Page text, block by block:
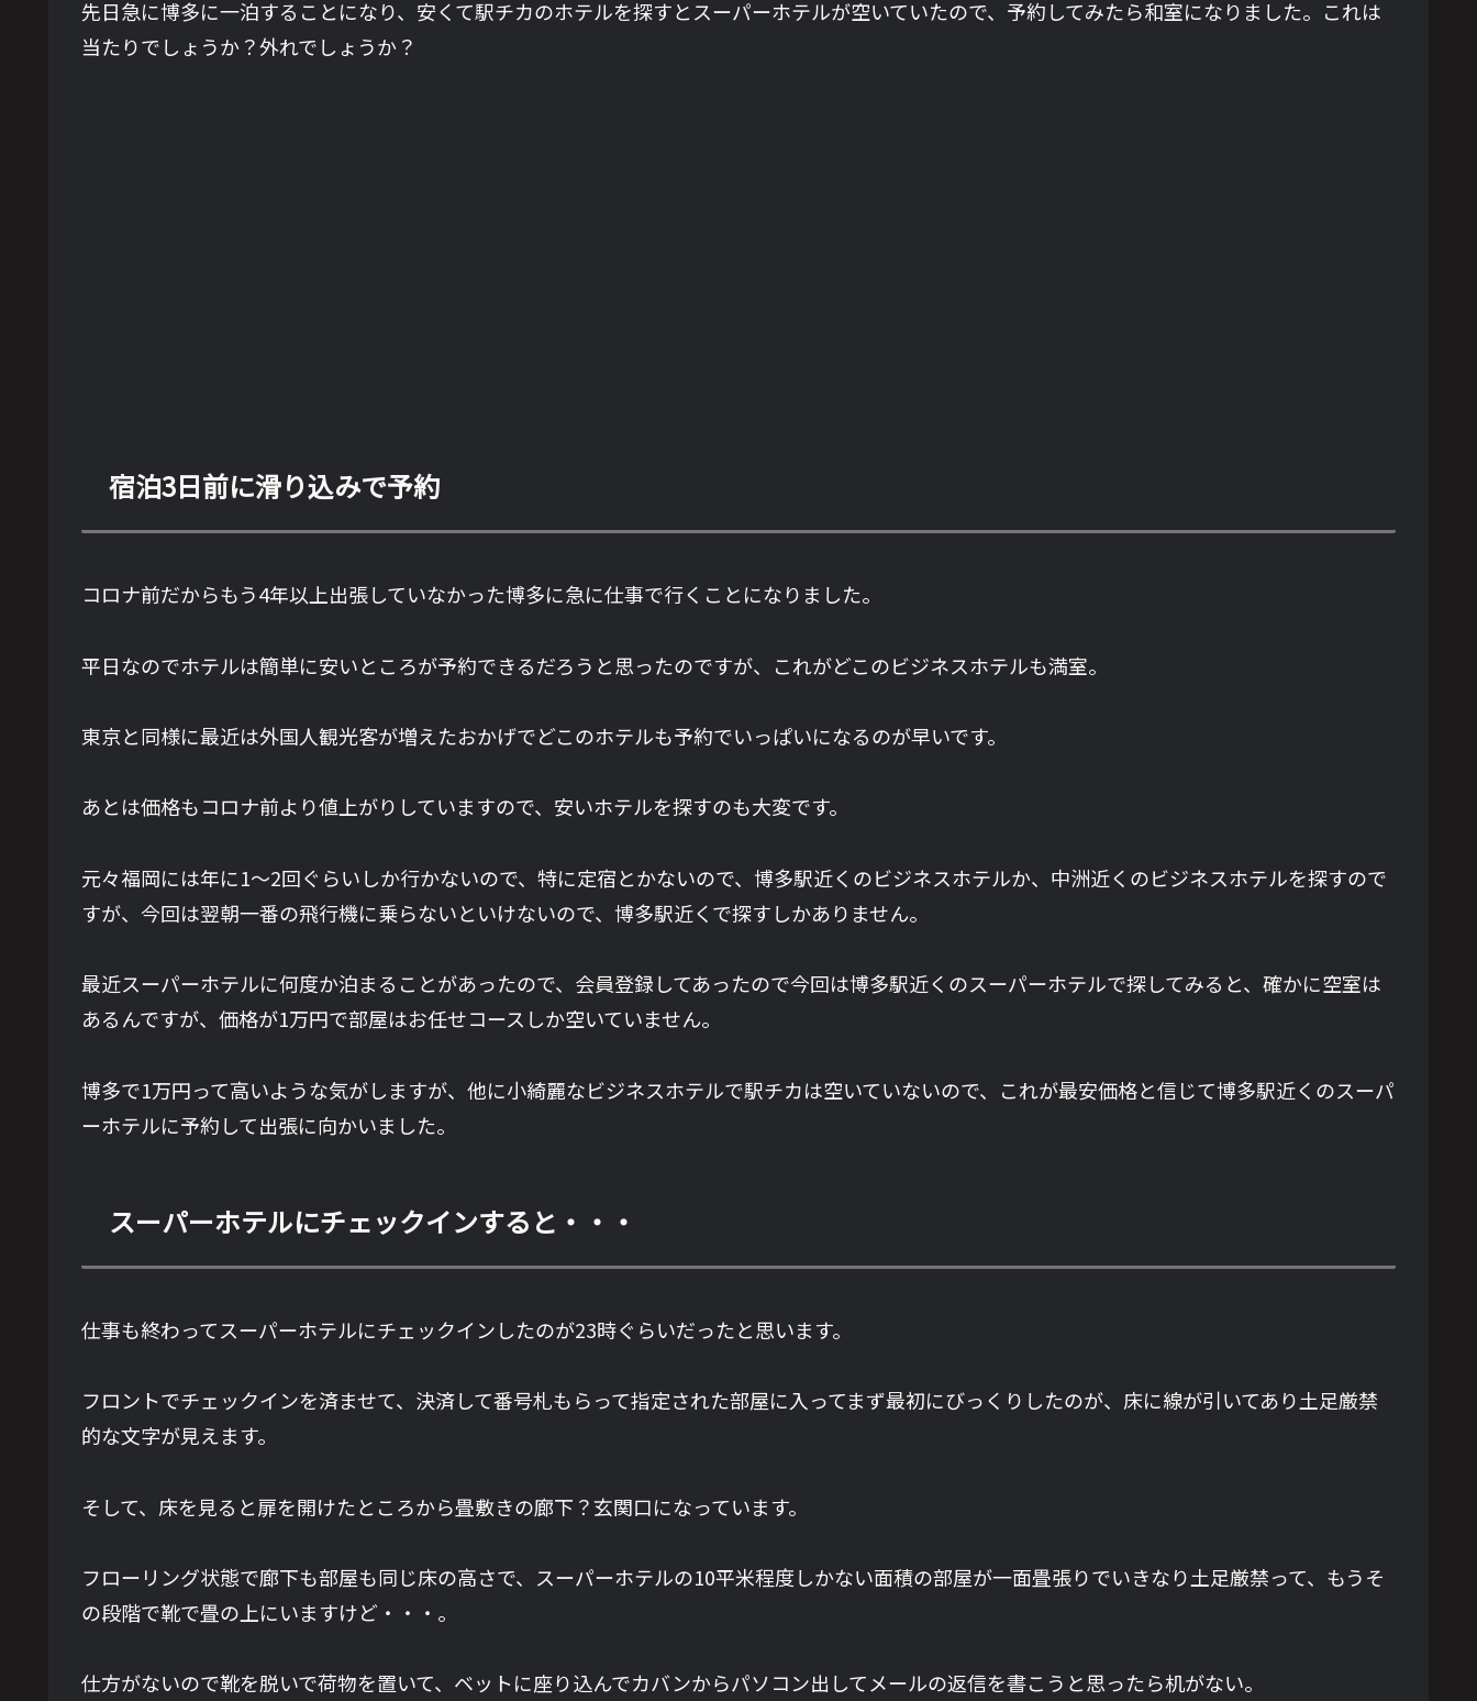
先日急に博多に一泊することになり、安くて駅チカのホテルを探すとスーパーホテルが空いていたので、予約してみたら和室になりました。これは
当たりでしょうか？外れでしょうか？
宿泊3日前に滑り込みで予約
コロナ前だからもう4年以上出張していなかった博多に急に仕事で行くことになりました。
平日なのでホテルは簡単に安いところが予約できるだろうと思ったのですが、これがどこのビジネスホテルも満室。
東京と同様に最近は外国人観光客が増えたおかげでどこのホテルも予約でいっぱいになるのが早いです。
あとは価格もコロナ前より値上がりしていますので、安いホテルを探すのも大変です。
元々福岡には年に1～2回ぐらいしか行かないので、特に定宿とかないので、博多駅近くのビジネスホテルか、中洲近くのビジネスホテルを探すので
すが、今回は翌朝一番の飛行機に乗らないといけないので、博多駅近くで探すしかありません。
最近スーパーホテルに何度か泊まることがあったので、会員登録してあったので今回は博多駅近くのスーパーホテルで探してみると、確かに空室は
あるんですが、価格が1万円で部屋はお任せコースしか空いていません。
博多で1万円って高いような気がしますが、他に小綺麗なビジネスホテルで駅チカは空いていないので、これが最安価格と信じて博多駅近くのスーパ
ーホテルに予約して出張に向かいました。
スーパーホテルにチェックインすると・・・
仕事も終わってスーパーホテルにチェックインしたのが23時ぐらいだったと思います。
フロントでチェックインを済ませて、決済して番号札もらって指定された部屋に入ってまず最初にびっくりしたのが、床に線が引いてあり土足厳禁
的な文字が見えます。
そして、床を見ると扉を開けたところから畳敷きの廊下？玄関口になっています。
フローリング状態で廊下も部屋も同じ床の高さで、スーパーホテルの10平米程度しかない面積の部屋が一面畳張りでいきなり土足厳禁って、もうそ
の段階で靴で畳の上にいますけど・・・。
仕方がないので靴を脱いで荷物を置いて、ベットに座り込んでカバンからパソコン出してメールの返信を書こうと思ったら机がない。